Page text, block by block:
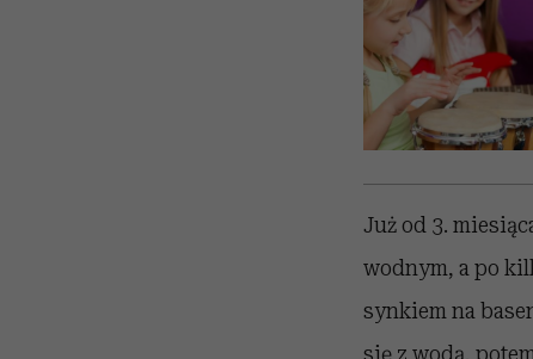
Już od 3.
wodnym, a po
synkiem na
się z wodą,